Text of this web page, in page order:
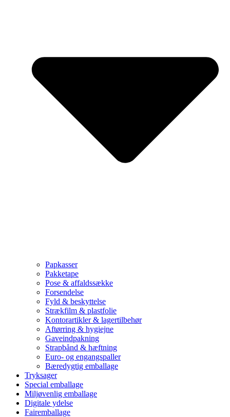
Papkasser
Pakketape
Pose & affaldssække
Forsendelse
Fyld & beskyttelse
Strækfilm & plastfolie
Kontorartikler & lagertilbehør
Aftørring & hygiejne
Gaveindpakning
Strapbånd & hæftning
Euro- og engangspaller
Bæredygtig emballage
Tryksager
Special emballage
Miljøvenlig emballage
Digitale ydelse
Fairemballage